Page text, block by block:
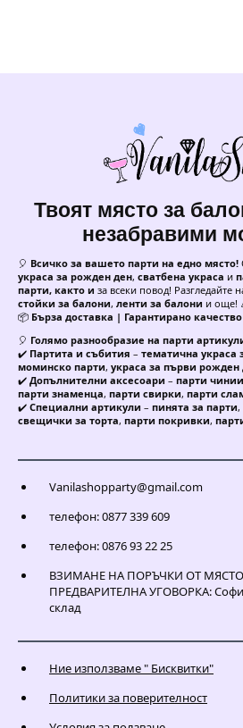
Твоят място за
незабравими
🎈 Всичко за вашето парти на едно място!
украса за рожден ден, сватбена украса и
парти, както и за всеки повод! Разгледайте
стойки за балони, ленти за балони и още!
📦 Бърза доставка | Гарантирано
🎈 Голямо разнообразие на парти
✔️ Партита и събития – тематична украса
моминско парти, украса за първи рожден
✔️ Допълнителни аксесоари – парти
парти знаменца, парти свирки, парти
✔️ Специални артикули – пинята за парти,
свещички за торта, парти покривки,
Vanilashopparty@gmail.com
телефон: 0877 339 609
телефон: 0876 93 22 25
ВЗИМАНЕ НА ПОРЪЧКИ ОТ
ПРЕДВАРИТЕЛНА УГОВОРКА:
склад
Ние използваме " Бисквитки"
Политики за поверителност